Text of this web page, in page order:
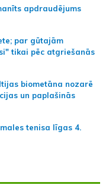
apdraudējums
par gūtajām
tikai pēc atgriešanās
biometāna nozarē
un paplašinās
tenisa līgas 4.